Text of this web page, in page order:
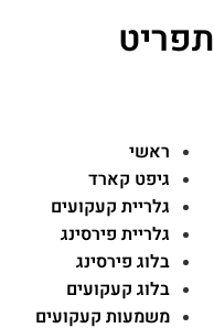
ראשי
גיפט קארד
גלריית קעקועים
גלריית פירסינג
בלוג פירסינג
בלוג קעקועים
משמעות קעקועים